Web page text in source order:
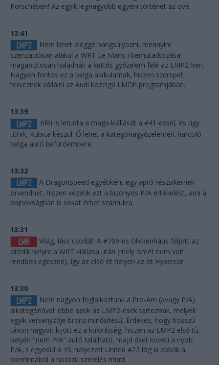
Porschében! Az egyik legnagyobb egyéni történet az övé.
13:41
Nem lehet eléggé hangsúlyozni, mennyire
szenzációsan alakul a WRT Le Mans-i bemutatkozása:
magabiztosan haladnak a kettős győzelem felé az LMP2-ben.
Nagyon fontos ez a belga alakulatnak, hiszen szerepet
terveznek vállalni az Audi közelgő LMDh programjában.
13:39
Yifei is letudta a maga kiállását a #41-essel, és úgy
tűnik, Kubica készül. Ő lehet a kategóriagyőzelemért harcoló
belga autó befutóembere.
13:32
A DragonSpeed egyébként egy apró részsikernek
örvendhet, hiszen vezetik ezt a bizonyos P/A értékelést, ami a
bajnokságban is sokat érhet számukra.
13:31
Világ, láss csodát! A #709-es Glickenhaus feljött az
ötödik helyre a WRT kiállása után (mely ismét nem volt
rendben egészen), így az első öt helyen az öt Hypercar!
13:30
Nem nagyon foglalkoztunk a Pro-Am (avagy P/A)
alkategóriával: ebbe azok az LMP2-esek tartoznak, melyek
egyik versenyzője bronz minősítésű. Érdekes, hogy hosszú
távon nagyon kijött ez a különbség, hiszen az LMP2 első tíz
helyén "nem P/A" autó található, majd őket követi a nyolc
P/A, s egyedül a 19. helyezett United #22 lóg ki ebbők a
sormintából a hosszú szerelés miatt.